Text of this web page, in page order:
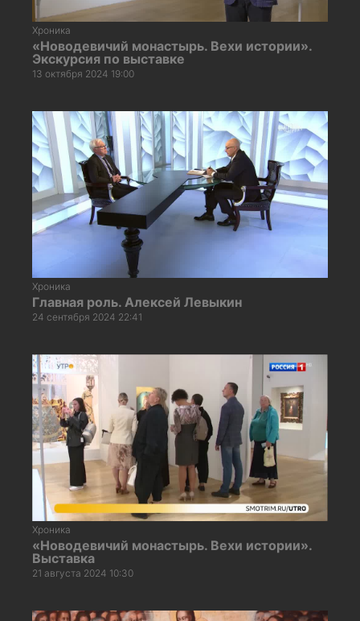
Хроника
«Новодевичий монастырь. Вехи истории».
Экскурсия по выставке
13 октября 2024 19:00
Хроника
Главная роль. Алексей Левыкин
24 сентября 2024 22:41
Хроника
«Новодевичий монастырь. Вехи истории».
Выставка
21 августа 2024 10:30